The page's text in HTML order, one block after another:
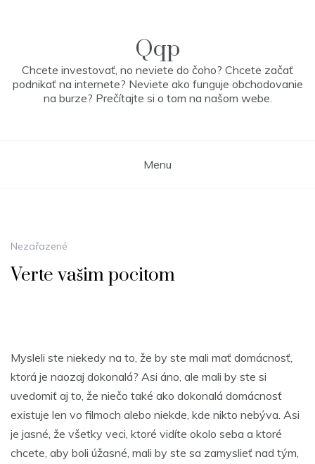
Qqp
Chcete investovať, no neviete do čoho? Chcete začať
podnikať na internete? Neviete ako funguje obchodovanie
na burze? Prečítajte si o tom na našom webe.
Menu
Nezařazené
Verte vašim pocitom
Mysleli ste niekedy na to, že by ste mali mať domácnosť,
ktorá je naozaj dokonalá? Asi áno, ale mali by ste si
uvedomiť aj to, že niečo také ako dokonalá domácnosť
existuje len vo filmoch alebo niekde, kde nikto nebýva. Asi
je jasné, že všetky veci, ktoré vidíte okolo seba a ktoré
chcete, aby boli úžasné, mali by ste sa zamyslieť nad tým,